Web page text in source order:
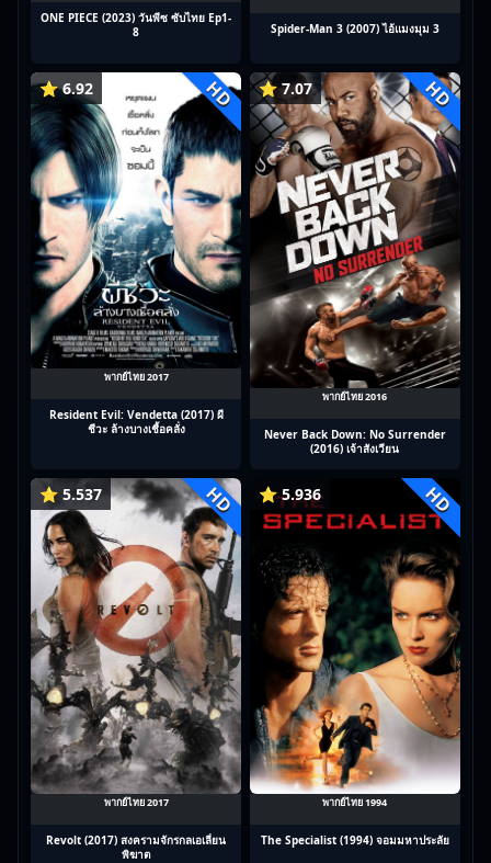
ONE PIECE (2023) วันพีซ ซับไทย Ep1-
8
Spider-Man 3 (2007) ไอ้แมงมุม 3
⭐ 6.92 HD
พากย์ไทย 2017
Resident Evil: Vendetta (2017) ผี
ชีวะ ล้างบางเชื้อคลั่ง
⭐ 7.07 HD
พากย์ไทย 2016
Never Back Down: No Surrender
(2016) เจ้าสังเวียน
⭐ 5.537 HD
พากย์ไทย 2017
Revolt (2017) สงครามจักรกลเอเลี่ยน
พิฆาต
⭐ 5.936 HD
พากย์ไทย 1994
The Specialist (1994) จอมมหาประลัย